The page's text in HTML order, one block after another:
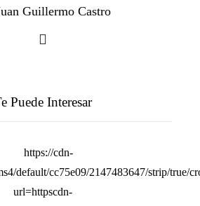
Guillermo Castro
Puede Interesar